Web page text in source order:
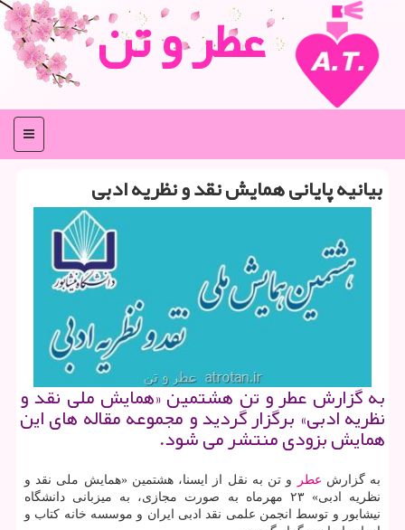
عطر و تن
منو
بیانیه پایانی همایش نقد و نظریه ادبی
به گزارش عطر و تن هشتمین «همایش ملی نقد و
نظریه ادبی» برگزار گردید و مجموعه مقاله های این
همایش بزودی منتشر می شود.
به گزارش عطر
و تن به نقل از ایسنا، هشتمین «همایش ملی نقد و
نظریه ادبی» ۲۳ مهرماه به صورت مجازی، به میزبانی دانشگاه
نیشابور و توسط انجمن علمی نقد ادبی ایران و موسسه خانه کتاب و